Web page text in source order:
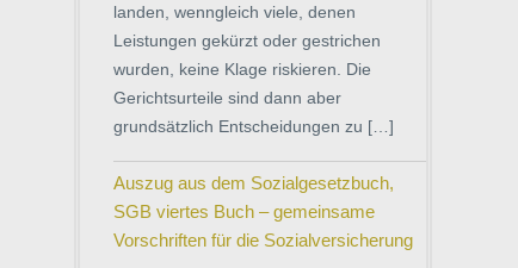
landen, wenngleich viele, denen
Leistungen gekürzt oder gestrichen
wurden, keine Klage riskieren. Die
Gerichtsurteile sind dann aber
grundsätzlich Entscheidungen zu […]
Auszug aus dem Sozialgesetzbuch,
SGB viertes Buch – gemeinsame
Vorschriften für die Sozialversicherung